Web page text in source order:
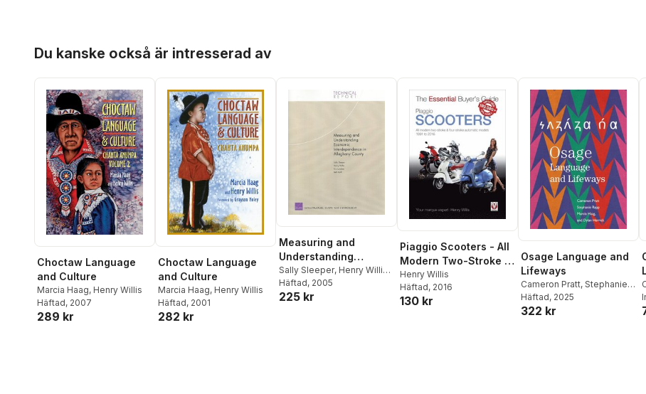
Du kanske också är intresserad av
Choctaw Language
and Culture
Marcia Haag, Henry Willis
Häftad, 2007
289 kr
Choctaw Language
and Culture
Marcia Haag, Henry Willis
Häftad, 2001
282 kr
Measuring and
Understanding
Economic
Interdependence in
Allegheny County
Sally Sleeper, Henry Willis ,
Eric Landree,
Häftad, 2005
225 kr
Piaggio Scooters - All
Modern Two-Stroke &
Four-Stroke Automatic
Models 1991 to 2016
Henry Willis
Häftad, 2016
130 kr
Osage Language and
Lifeways
Cameron Pratt, Stephanie
Rapp,Marcia Haag
Herrick
Häftad, 2025
322 kr